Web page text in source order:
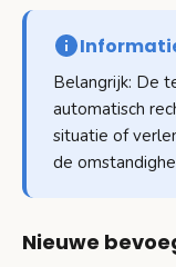
Belangrijk: De
automatisch
situatie of
de
Nieuwe